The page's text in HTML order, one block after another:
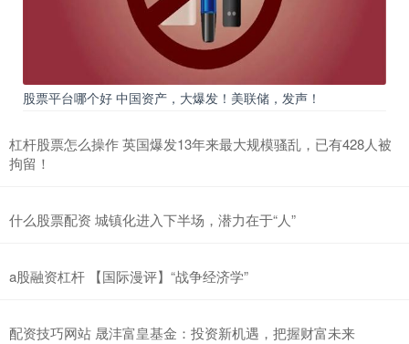
股票平台哪个好 中国资产，大爆发！美联储，发声！
杠杆股票怎么操作 英国爆发13年来最大规模骚乱，已有428人被
拘留！
什么股票配资 城镇化进入下半场，潜力在于“人”
a股融资杠杆 【国际漫评】“战争经济学”
配资技巧网站 晟沣富皇基金：投资新机遇，把握财富未来